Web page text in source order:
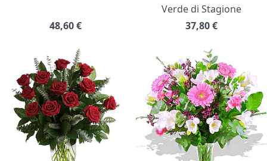
48,60€
Verde di Stagione
37,80€